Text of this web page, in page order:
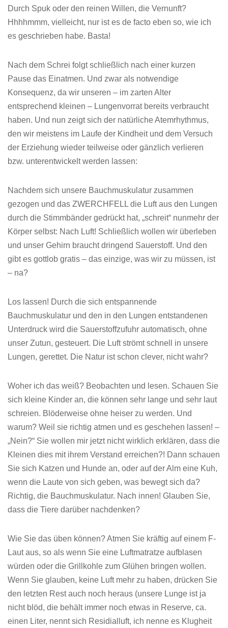
Durch Spuk oder den reinen Willen, die Vernunft?
Hhhhmmm, vielleicht, nur ist es de facto eben so, wie ich
es geschrieben habe. Basta!
Nach dem Schrei folgt schließlich nach einer kurzen
Pause das Einatmen. Und zwar als notwendige
Konsequenz, da wir unseren – im zarten Alter
entsprechend kleinen – Lungenvorrat bereits verbraucht
haben. Und nun zeigt sich der natürliche Atemrhythmus,
den wir meistens im Laufe der Kindheit und dem Versuch
der Erziehung wieder teilweise oder gänzlich verlieren
bzw. unterentwickelt werden lassen:
Nachdem sich unsere Bauchmuskulatur zusammen
gezogen und das ZWERCHFELL die Luft aus den Lungen
durch die Stimmbänder gedrückt hat, „schreit“ nunmehr der
Körper selbst: Nach Luft! Schließlich wollen wir überleben
und unser Gehirn braucht dringend Sauerstoff. Und den
gibt es gottlob gratis – das einzige, was wir zu müssen, ist
– na?
Los lassen! Durch die sich entspannende
Bauchmuskulatur und den in den Lungen entstandenen
Unterdruck wird die Sauerstoffzufuhr automatisch, ohne
unser Zutun, gesteuert. Die Luft strömt schnell in unsere
Lungen, gerettet. Die Natur ist schon clever, nicht wahr?
Woher ich das weiß? Beobachten und lesen. Schauen Sie
sich kleine Kinder an, die können sehr lange und sehr laut
schreien. Blöderweise ohne heiser zu werden. Und
warum? Weil sie richtig atmen und es geschehen lassen! –
„Nein?“ Sie wollen mir jetzt nicht wirklich erklären, dass die
Kleinen dies mit ihrem Verstand erreichen?! Dann schauen
Sie sich Katzen und Hunde an, oder auf der Alm eine Kuh,
wenn die Laute von sich geben, was bewegt sich da?
Richtig, die Bauchmuskulatur. Nach innen! Glauben Sie,
dass die Tiere darüber nachdenken?
Wie Sie das üben können? Atmen Sie kräftig auf einem F-
Laut aus, so als wenn Sie eine Luftmatratze aufblasen
würden oder die Grillkohle zum Glühen bringen wollen.
Wenn Sie glauben, keine Luft mehr zu haben, drücken Sie
den letzten Rest auch noch heraus (unsere Lunge ist ja
nicht blöd, die behält immer noch etwas in Reserve, ca.
einen Liter, nennt sich Residialluft, ich nenne es Klugheit